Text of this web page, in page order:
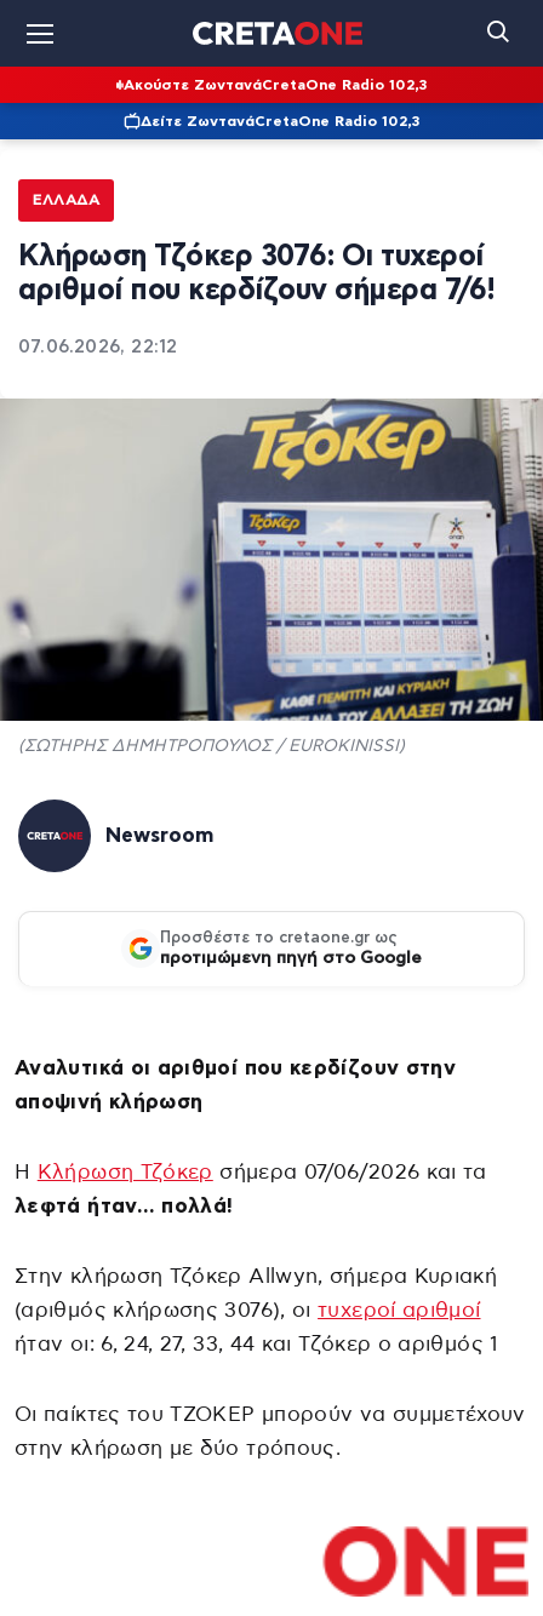
Ακούστε ΖωντανάCretaOne Radio 102,3
Δείτε ΖωντανάCretaOne Radio 102,3
ΕΛΛΆΔΑ
Κλήρωση Τζόκερ 3076: Οι τυχεροί
αριθμοί που κερδίζουν σήμερα 7/6!
07.06.2026, 22:12
(ΣΩΤΗΡΗΣ ΔΗΜΗΤΡΟΠΟΥΛΟΣ / EUROKINISSI)
Newsroom
Προσθέστε το cretaone.gr ως
προτιμώμενη πηγή στο Google
Αναλυτικά οι αριθμοί που κερδίζουν στην
αποψινή κλήρωση
Η Κλήρωση Τζόκερ σήμερα 07/06/2026 και τα
λεφτά ήταν… πολλά!
Στην κλήρωση Τζόκερ Allwyn, σήμερα Κυριακή
(αριθμός κλήρωσης 3076), οιτυχεροί αριθμοί
ήταν οι: 6, 24, 27, 33, 44 και Τζόκερ ο αριθμός 1
Οι παίκτες του ΤΖΟΚΕΡ μπορούν να συμμετέχουν
στην κλήρωση με δύο τρόπους.